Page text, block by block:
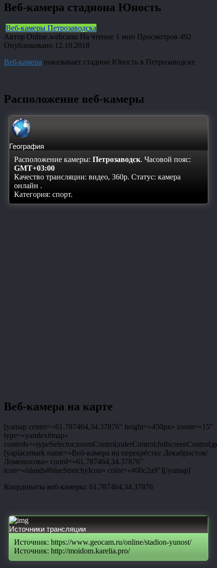
Веб-камера стадиона Юность
Веб-камеры Петрозаводска
Автор Online.webcams На чтение 1 мин Просмотров 492
Опубликовано 12.10.2018
Веб-камера показывает стадион Юность в Петрозаводске
Расположение веб-камеры
География
Расположение камеры: Петрозаводск. Часовой пояс:
GMT+03:00
Качество трансляции: видео, 360p. Статус: камера
онлайн .
Категория: спорт.
Веб-камера на карте
[yamap center=»61.787464,34.37876″ height=»450px» zoom=»15″
type=»yandex#map»
[yaplacemark name=»Веб-камера на перекрёстке Декабристов/
Ломоносова» coord=»61.787464,34.37876″
icon=»islands#blueStretchyIcon» color=»#00c2a9″][/yamap]
Координаты веб-камеры: 61.787464,34.37876
Источники трансляции
Источник: https://www.geocam.ru/online/stadion-yunost/
Источник: http://moidom.karelia.pro/